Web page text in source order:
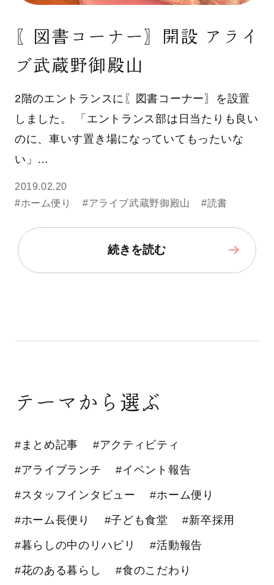
〖図書コーナー〗開設 アライ
ブ武蔵野御殿山
2階のエントランスに〖図書コーナー〗を設置
しました。 「エントランス部は日当たりも良い
のに、車いす置き場になっていてもったいな
い」…
2019.02.20
#ホーム便り
#アライブ武蔵野御殿山 #読書
続きを読む
テーマから選ぶ
#まとめ記事 #アクティビティ
#アライブランチ #イベント報告
#スタッフインタビュー #ホーム便り
#ホーム長便り #子ども食堂 #新卒採用
#暮らしの中のリハビリ #活動報告
#花のある暮らし #食のこだわり